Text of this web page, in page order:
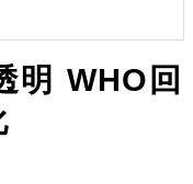
明 WHO回